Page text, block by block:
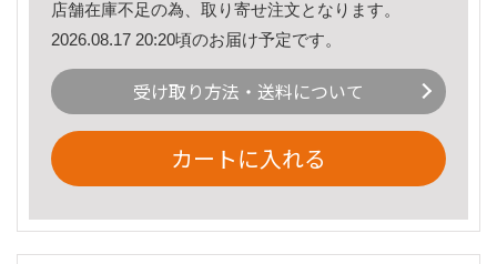
店舗在庫不足の為、取り寄せ注文となります。
2026.08.17 20:20頃のお届け予定です。
受け取り方法・送料について
カートに入れる